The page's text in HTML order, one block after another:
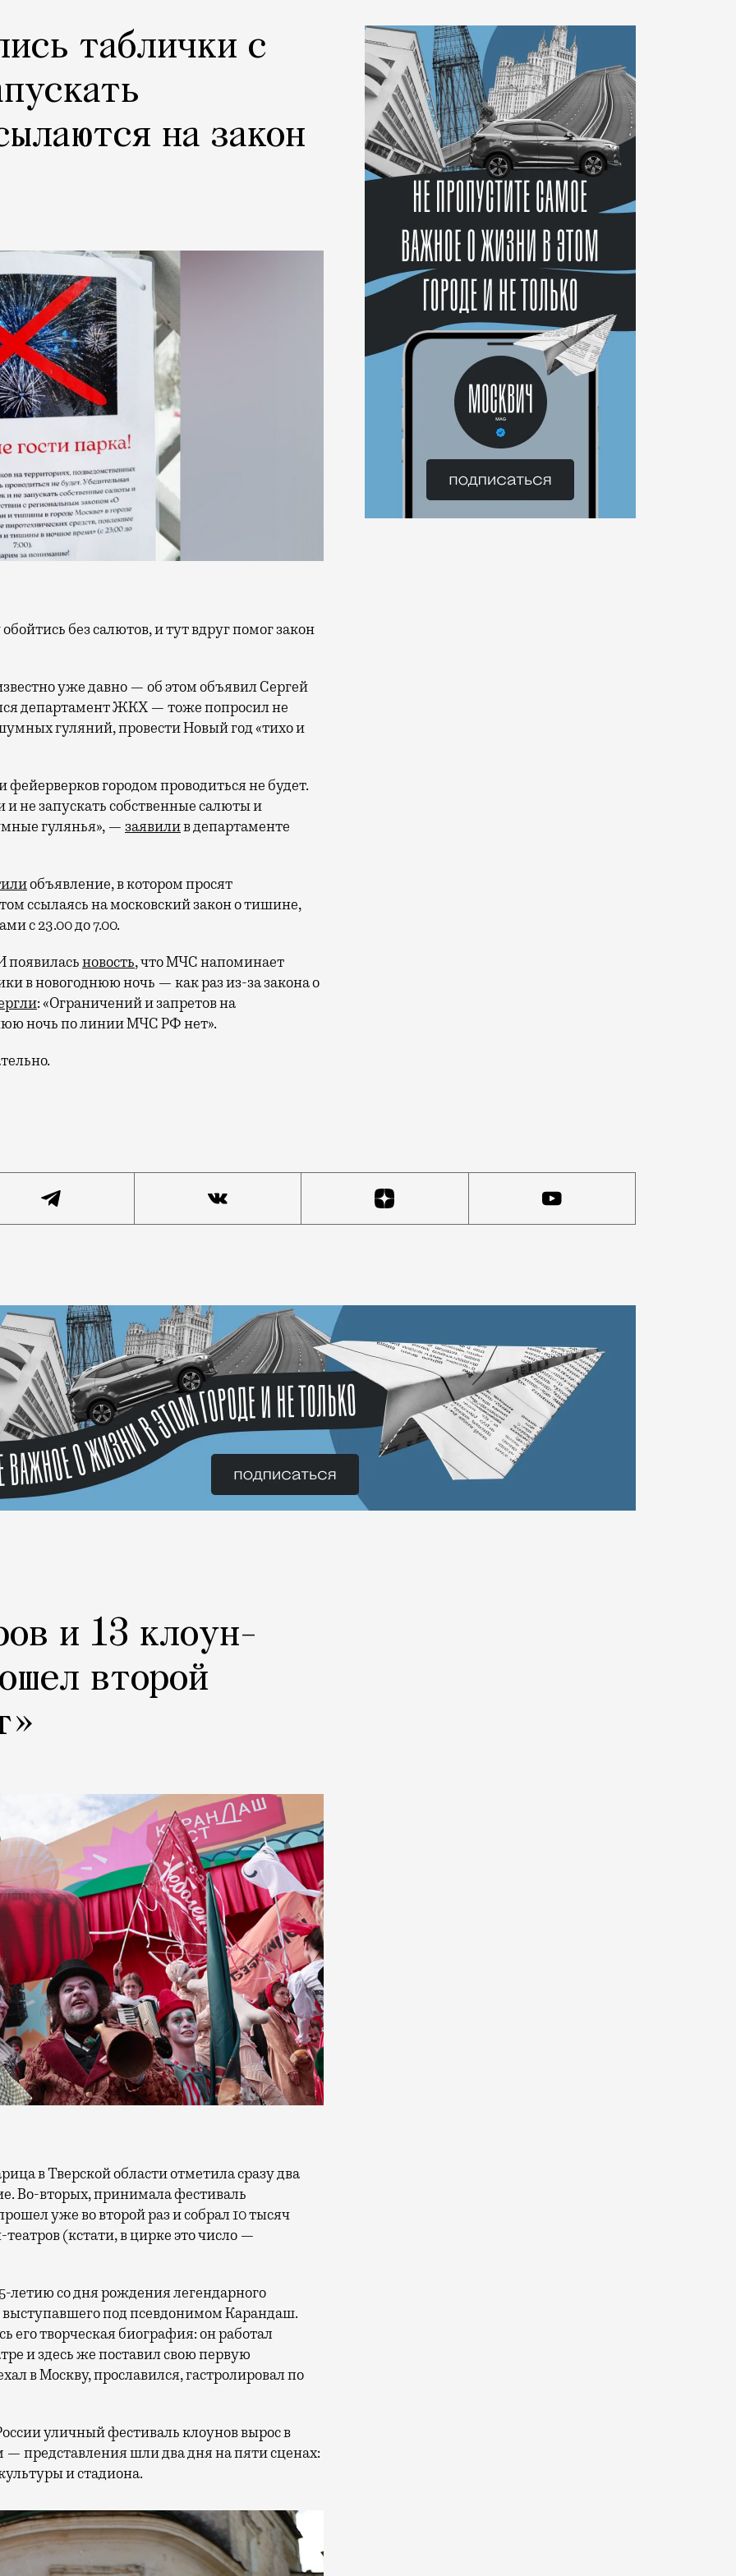
таблички с
на закон
уже давно — об этом объявил Сергей
департамент ЖКХ — тоже попросил не
гуляний, провести Новый год «тихо и
фейерверков городом проводиться не будет.
не запускать собственные салюты и
гулянья», — заявилив департаменте
объявление, в котором просят
ссылаясь на московский закон о тишине,
с 23.00 до 7.00.
появиласьновость, что МЧС напоминает
в новогоднюю ночь — как раз из-за закона о
: «Ограничений и запретов на
ночь по линии МЧС РФ нет».
и 13 клоун-
второй
Во-вторых, принимала фестиваль
уже во второй раз и собрал 10 тысяч
(кстати, в цирке это число —
летию со дня рождения легендарного
под псевдонимом Карандаш.
его творческая биография: он работал
и здесь же поставил свою первую
в Москву, прославился, гастролировал по
уличный фестиваль клоунов вырос в
представления шли два дня на пяти сценах:
и стадиона.